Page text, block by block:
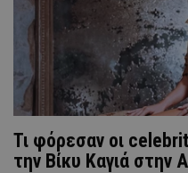
Τι φόρεσαν οι
την Βίκυ Καγιά στην